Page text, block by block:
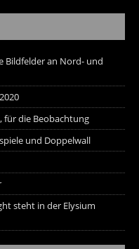
Bildfelder an Nord- und
für die Beobachtung
und Doppelwall
steht in der Elysium